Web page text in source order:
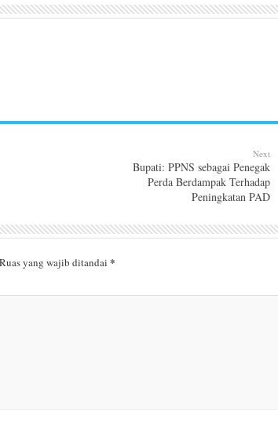
Next
Bupati: PPNS sebagai Penegak
Perda Berdampak Terhadap
Peningkatan PAD
Ruas yang wajib ditandai *